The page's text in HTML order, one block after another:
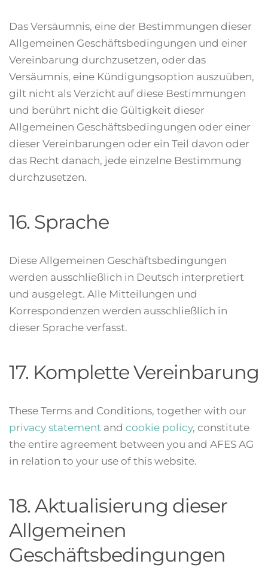
Das Versäumnis, eine der Bestimmungen dieser
Allgemeinen Geschäftsbedingungen und einer
Vereinbarung durchzusetzen, oder das
Versäumnis, eine Kündigungsoption auszuüben,
gilt nicht als Verzicht auf diese Bestimmungen
und berührt nicht die Gültigkeit dieser
Allgemeinen Geschäftsbedingungen oder einer
dieser Vereinbarungen oder ein Teil davon oder
das Recht danach, jede einzelne Bestimmung
durchzusetzen.
16. Sprache
Diese Allgemeinen Geschäftsbedingungen
werden ausschließlich in Deutsch interpretiert
und ausgelegt. Alle Mitteilungen und
Korrespondenzen werden ausschließlich in
dieser Sprache verfasst.
17. Komplette Vereinbarung
These Terms and Conditions, together with our
privacy statement and cookie policy, constitute
the entire agreement between you and AFES AG
in relation to your use of this website.
18. Aktualisierung dieser
Allgemeinen
Geschäftsbedingungen